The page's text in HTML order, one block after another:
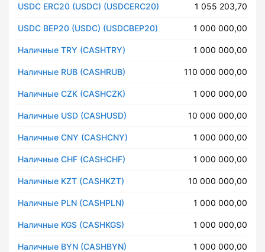
USDC ERC20 (USDC) (USDCERC20) 1 055 203,70
USDC BEP20 (USDC) (USDCBEP20) 1 000 000,00
Наличные TRY (CASHTRY) 1 000 000,00
Наличные RUB (CASHRUB) 110 000 000,00
Наличные CZK (CASHCZK) 1 000 000,00
Наличные USD (CASHUSD) 10 000 000,00
Наличные CNY (CASHCNY) 1 000 000,00
Наличные CHF (CASHCHF) 1 000 000,00
Наличные KZT (CASHKZT) 10 000 000,00
Наличные PLN (CASHPLN) 1 000 000,00
Наличные KGS (CASHKGS) 1 000 000,00
Наличные BYN (CASHBYN) 1 000 000,00